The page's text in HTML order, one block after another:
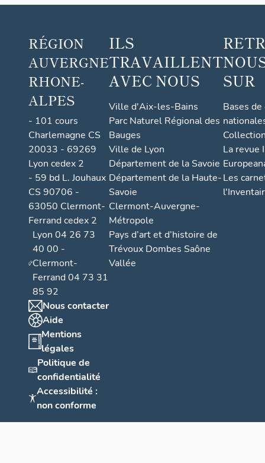
près de 4500
- Le «
Le Corbusier
projet de
Charlotte
prolongez
de la plus
dépassant
les normes
hauteur, vous
une
possible,
vous
353) . Pour
des
domaine
RÉGION
AUVERGNE
RHONE-
ALPES
- 101 cours
Charlemagne CS
20033 - 69269
Lyon cedex 2
- 59 bd L. Jouhaux
CS 90706 -
63050 Clermont-
Ferrand cedex 2
Lyon 04 26 73
40 00 -
Clermont-
Ferrand 04 73 31
85 92
Nous contacter
Aide
Mentions
légales
Politique de
confidentialité
Accessibilité :
non conforme
ILS
TRAVAILLENT
AVEC NOUS
Ville d'Aix-les-Bains
Parc Naturel Régional des
Bauges
Ville de Lyon
Département de la Savoie
Département de la Haute-
Savoie
Clermont-Auvergne-
Métropole
Pays d’art et d’histoire de
Trévoux Dombes Saône
Vallée
SUR
Bases
La revue
Les